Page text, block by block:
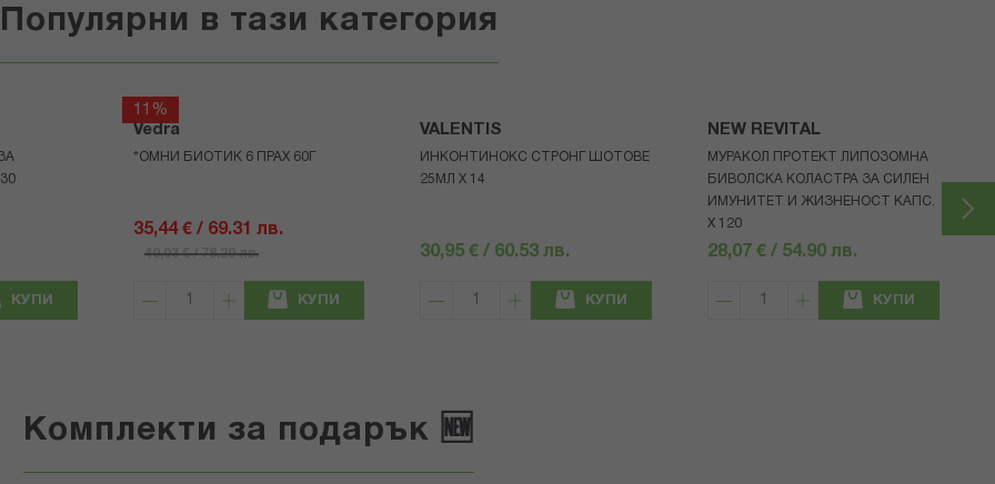
Популярни в тази категория
КУПИ
11%
Vedra
*ОМНИ БИОТИК 6 ПРАХ 60Г
35,44 € / 69.31 лв.
40,03 € / 78.29 лв.
КУПИ
VALENTIS
ИНКОНТИНОКС СТРОНГ ШОТОВЕ
25МЛ Х 14
30,95 € / 60.53 лв.
КУПИ
NEW REVITAL
МУРАКОЛ ПРОТЕКТ ЛИПОЗОМНА
БИВОЛСКА КОЛАСТРА ЗА СИЛЕН
ИМУНИТЕТ И ЖИЗНЕНОСТ КАПС.
Х 120
28,07 € / 54.90 лв.
КУПИ
Комплекти за подарък 🆕